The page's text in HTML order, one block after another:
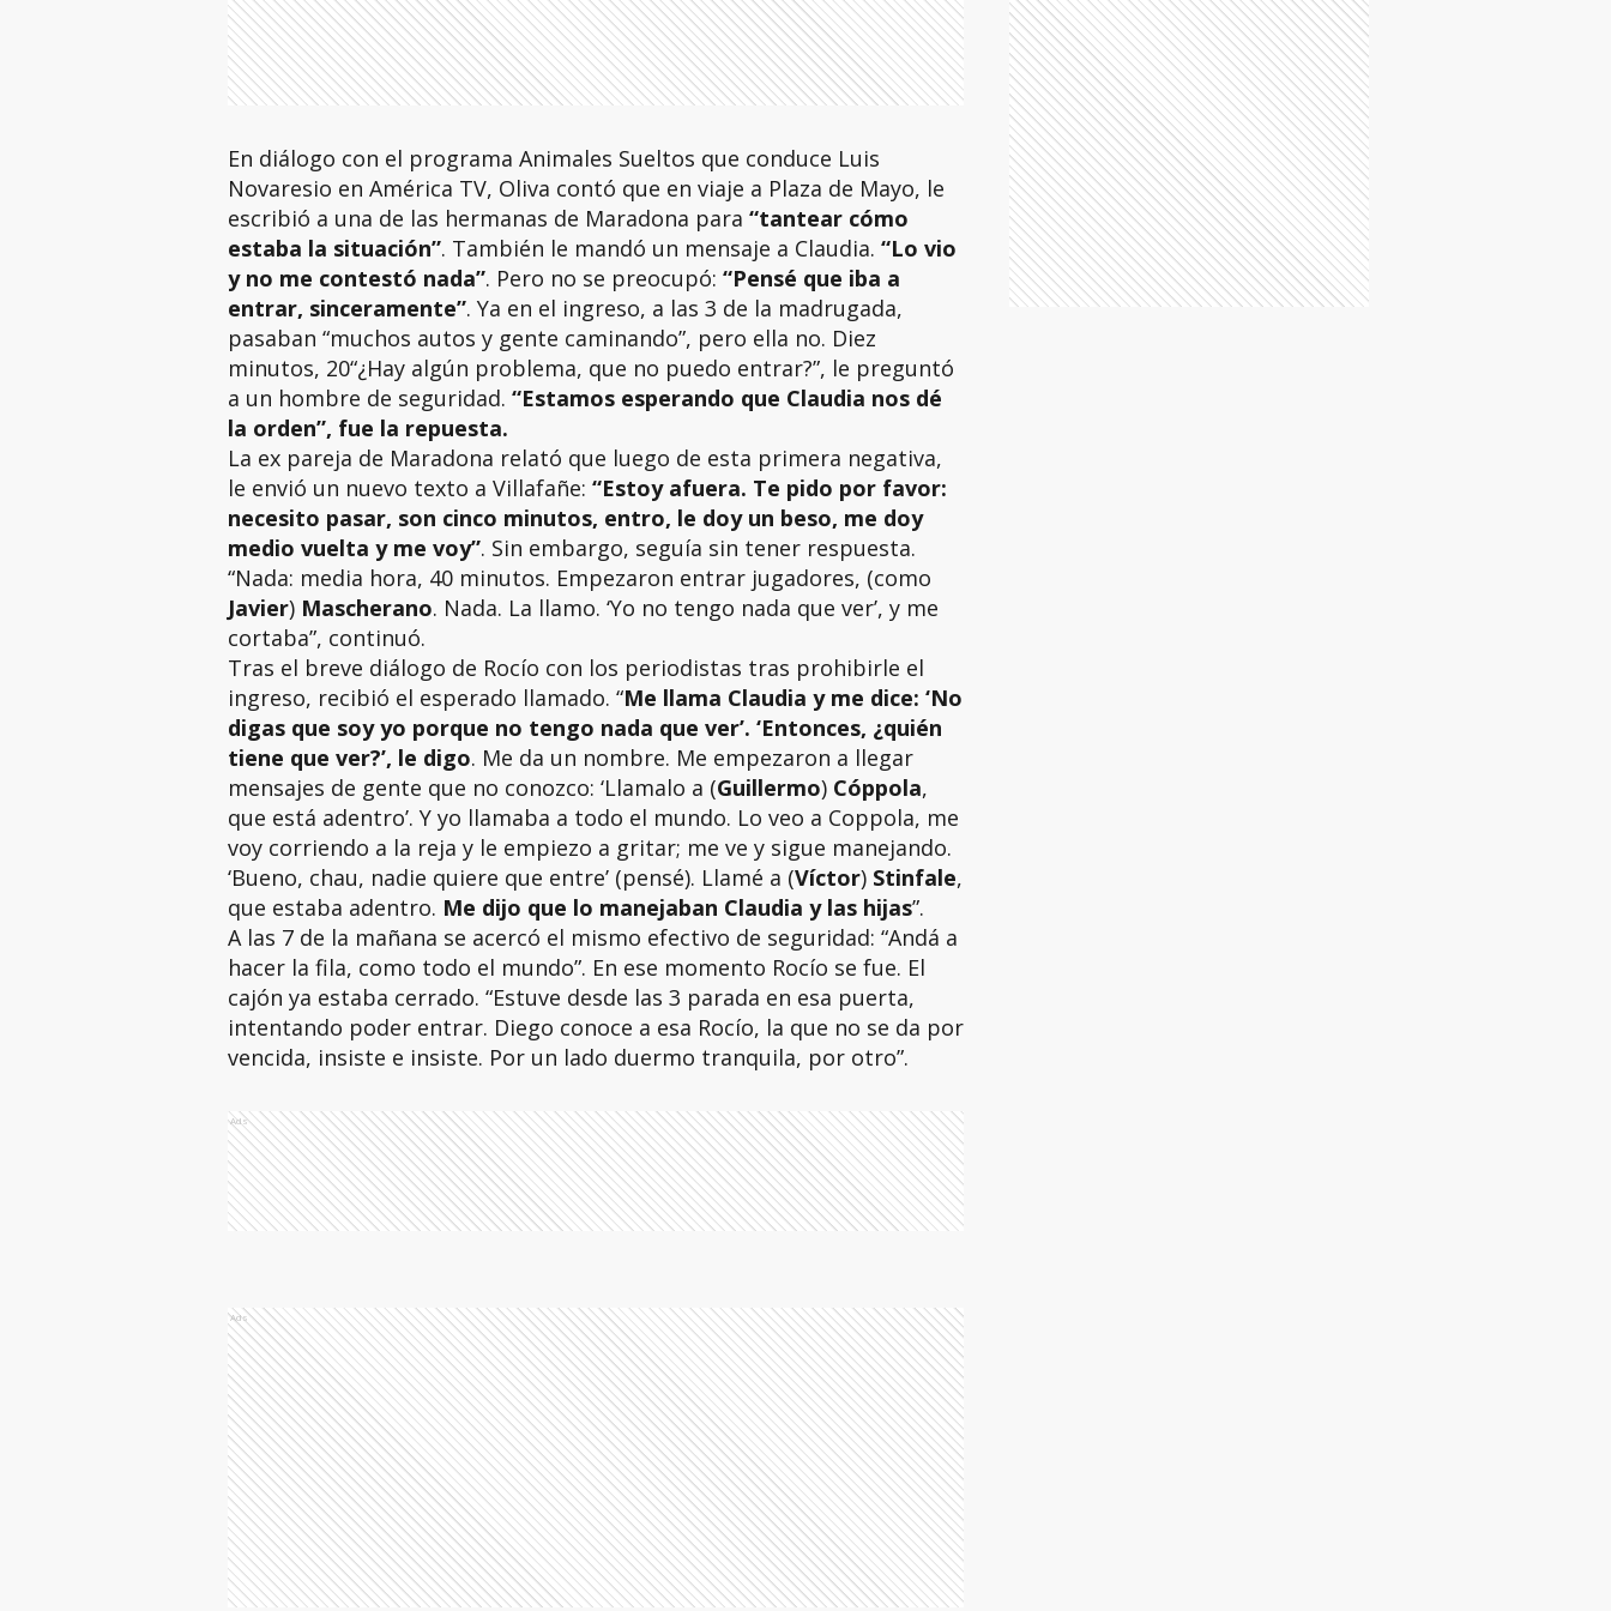
En diálogo con el programa Animales Sueltos que conduce Luis
Novaresio en América TV, Oliva contó que en viaje a Plaza de Mayo, le
escribió a una de las hermanas de Maradona para “tantear cómo
estaba la situación”. También le mandó un mensaje a Claudia. “Lo vio
y no me contestó nada”. Pero no se preocupó: “Pensé que iba a
entrar, sinceramente”. Ya en el ingreso, a las 3 de la madrugada,
pasaban “muchos autos y gente caminando”, pero ella no. Diez
minutos, 20“¿Hay algún problema, que no puedo entrar?”, le preguntó
a un hombre de seguridad. “Estamos esperando que Claudia nos dé
la orden”, fue la repuesta.
La ex pareja de Maradona relató que luego de esta primera negativa,
le envió un nuevo texto a Villafañe: “Estoy afuera. Te pido por favor:
necesito pasar, son cinco minutos, entro, le doy un beso, me doy
medio vuelta y me voy”. Sin embargo, seguía sin tener respuesta.
“Nada: media hora, 40 minutos. Empezaron entrar jugadores, (como
Javier) Mascherano. Nada. La llamo. ‘Yo no tengo nada que ver’, y me
cortaba”, continuó.
Tras el breve diálogo de Rocío con los periodistas tras prohibirle el
ingreso, recibió el esperado llamado. “Me llama Claudia y me dice: ‘No
digas que soy yo porque no tengo nada que ver’. ‘Entonces, ¿quién
tiene que ver?’, le digo. Me da un nombre. Me empezaron a llegar
mensajes de gente que no conozco: ‘Llamalo a (Guillermo) Cóppola,
que está adentro’. Y yo llamaba a todo el mundo. Lo veo a Coppola, me
voy corriendo a la reja y le empiezo a gritar; me ve y sigue manejando.
‘Bueno, chau, nadie quiere que entre’ (pensé). Llamé a (Víctor)Stinfale,
que estaba adentro. Me dijo que lo manejaban Claudia y las hijas”.
A las 7 de la mañana se acercó el mismo efectivo de seguridad: “Andá a
hacer la fila, como todo el mundo”. En ese momento Rocío se fue. El
cajón ya estaba cerrado. “Estuve desde las 3 parada en esa puerta,
intentando poder entrar. Diego conoce a esa Rocío, la que no se da por
vencida, insiste e insiste. Por un lado duermo tranquila, por otro”.
Ads
Ads